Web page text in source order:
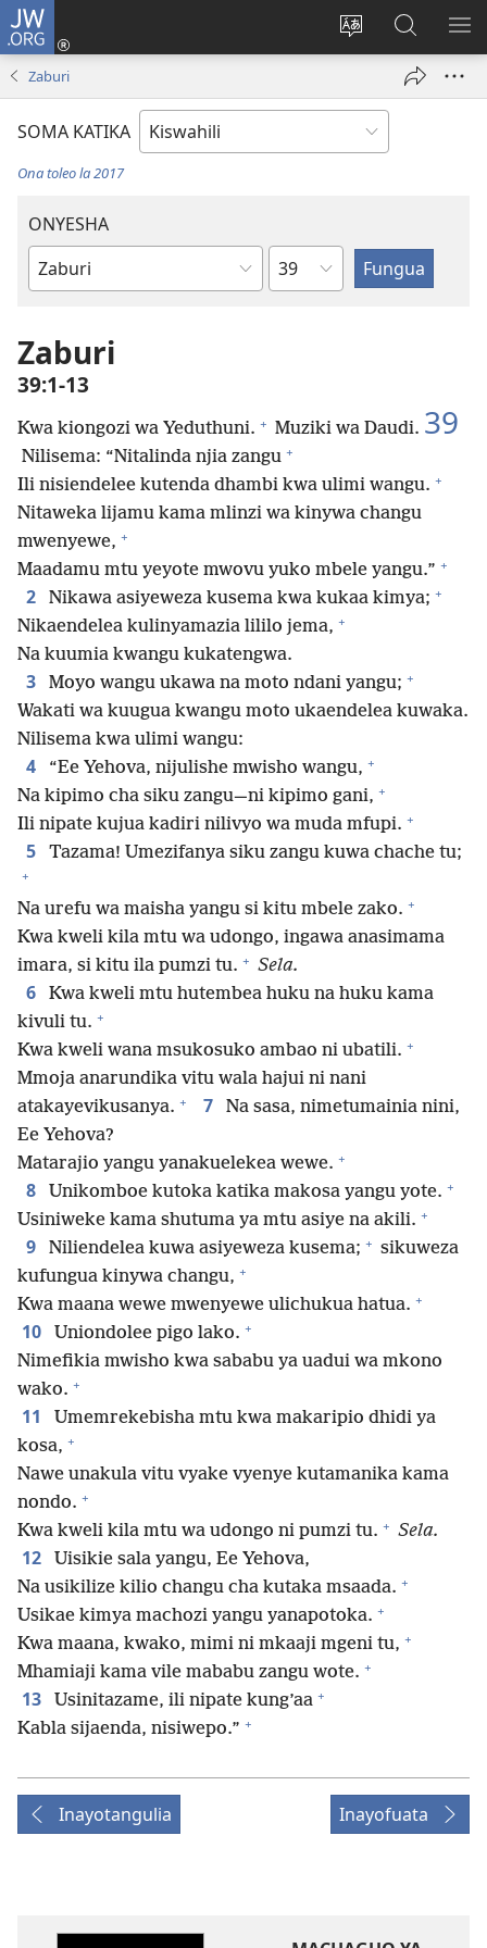
JW.ORG
Badili
tovuti
Ingia
(opens
Tafuta
Katika
JW.ORG
Zaburi
SOMA KATIKA
Ona toleo la 2017
ONYESHA
Kitabu
Biblia
Sura
Zaburi
39:1-13
Kwa kiongozi wa Yeduthuni. + Muziki wa Daudi. 39
Nilisema: “Nitalinda njia zangu +
Ili nisiendelee kutenda dhambi kwa ulimi wangu. +
Nitaweka lijamu kama mlinzi wa kinywa changu
mwenyewe, +
Maadamu mtu yeyote mwovu yuko mbele yangu.” +
2 Nikawa asiyeweza kusema kwa kukaa kimya; +
Nikaendelea kulinyamazia lililo jema, +
Na kuumia kwangu kukatengwa.
3 Moyo wangu ukawa na moto ndani yangu; +
Wakati wa kuugua kwangu moto ukaendelea kuwaka.
Nilisema kwa ulimi wangu:
4 “Ee Yehova, nijulishe mwisho wangu, +
Na kipimo cha siku zangu—ni kipimo gani, +
Ili nipate kujua kadiri nilivyo wa muda mfupi. +
5 Tazama! Umezifanya siku zangu kuwa chache tu;
+
Na urefu wa maisha yangu si kitu mbele zako. +
Kwa kweli kila mtu wa udongo, ingawa anasimama
imara, si kitu ila pumzi tu. + Sela.
6
Kwa kweli mtu hutembea huku na huku kama
kivuli tu. +
Kwa kweli wana msukosuko ambao ni ubatili. +
Mmoja anarundika vitu wala hajui ni nani
atakayevikusanya. + 7
Na sasa, nimetumainia nini,
Ee Yehova?
Matarajio yangu yanakuelekea wewe. +
8 Unikomboe kutoka katika makosa yangu yote. +
Usiniweke kama shutuma ya mtu asiye na akili. +
9 Niliendelea kuwa asiyeweza kusema; + sikuweza
kufungua kinywa changu, +
Kwa maana wewe mwenyewe ulichukua hatua. +
10 Uniondolee pigo lako. +
Nimefikia mwisho kwa sababu ya uadui wa mkono
wako. +
11
Umemrekebisha mtu kwa makaripio dhidi ya
kosa, +
Nawe unakula vitu vyake vyenye kutamanika kama
nondo. +
Kwa kweli kila mtu wa udongo ni pumzi tu. + Sela.
12
Uisikie sala yangu, Ee Yehova,
Na usikilize kilio changu cha kutaka msaada. +
Usikae kimya machozi yangu yanapotoka. +
Kwa maana, kwako, mimi ni mkaaji mgeni tu, +
Mhamiaji kama vile mababu zangu wote. +
13 Usinitazame, ili nipate kung’aa +
Kabla sijaenda, nisiwepo.” +
Inayotangulia Inayofuata